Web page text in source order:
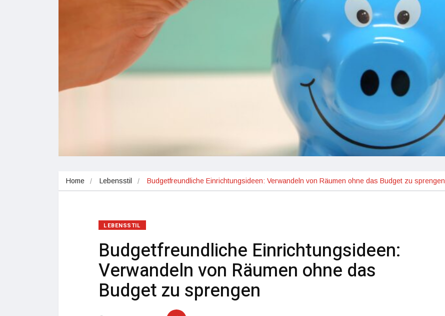
Home Lebensstil Budgetfreundliche Einrichtungsideen: Verwandeln von Räumen ohne das Budget zu sprengen
LEBENSSTIL
Budgetfreundliche Einrichtungsideen:
Verwandeln von Räumen ohne das
Budget zu sprengen